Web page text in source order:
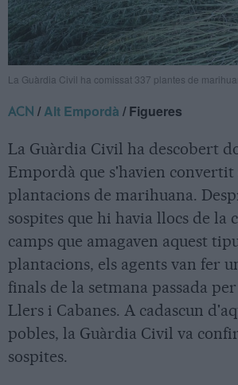
La Guàrdia Civil ha comissat 337 plantes de
ACN /Alt Empordà / Figueres
La Guàrdia Civil ha descobert
Empordà que s'havien convertit
plantacions de marihuana.
sospites que hi havia llocs de la
camps que amagaven aquest
plantacions, els agents van fer
finals de la setmana passada
Llers i Cabanes. A cadascun
pobles, la Guàrdia Civil va
sospites.